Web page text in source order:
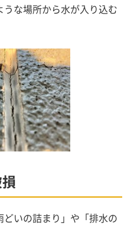
な場所から水が入り込む
いの詰まり」や「排水の